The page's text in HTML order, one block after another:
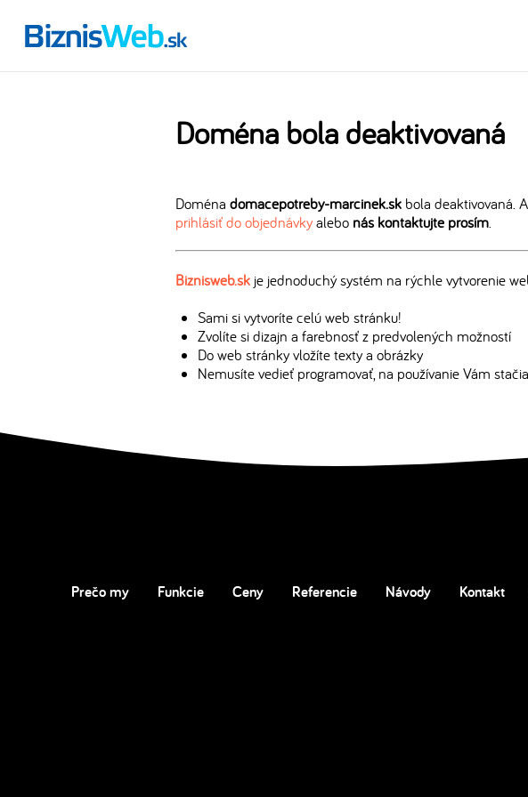
Doména bola deaktivovaná
Doména domacepotreby-marcinek.sk bola deaktivovaná.
prihlásiť do objednávkyalebo nás kontaktujte prosím
Biznisweb.sk je jednoduchý systém na rýchle vytvorenie
Sami si vytvoríte celú web stránku!
Zvolíte si dizajn a farebnosť z predvolených možností
Do web stránky vložíte texty a obrázky
Nemusíte vedieť programovať, na používanie Vám
Prečo my Funkcie Ceny Referencie Návody Kontakt